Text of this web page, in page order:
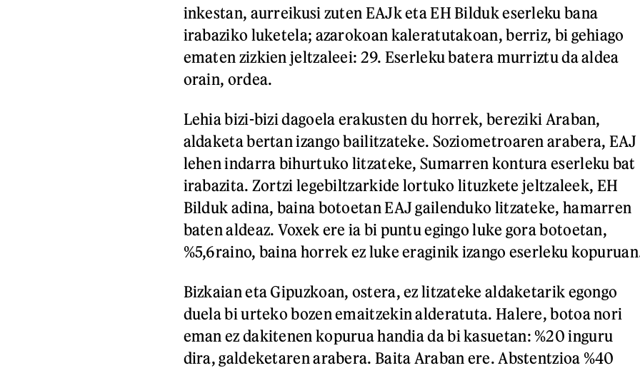
inkestan, aurreikusi zuten EAJk eta EH Bilduk eserleku bana
irabaziko luketela; azarokoan kaleratutakoan, berriz, bi gehiago
ematen zizkien jeltzaleei: 29. Eserleku batera murriztu da aldea
orain, ordea.
Lehia bizi-bizi dagoela erakusten du horrek, bereziki Araban,
aldaketa bertan izango bailitzateke. Soziometroaren arabera, EAJ
lehen indarra bihurtuko litzateke, Sumarren kontura eserleku bat
irabazita. Zortzi legebiltzarkide lortuko lituzkete jeltzaleek, EH
Bilduk adina, baina botoetan EAJ gailenduko litzateke, hamarren
baten aldeaz. Voxek ere ia bi puntu egingo luke gora botoetan,
%5,6raino, baina horrek ez luke eraginik izango eserleku
Bizkaian eta Gipuzkoan, ostera, ez litzateke aldaketarik egongo
duela bi urteko bozen emaitzekin alderatuta. Halere, botoa nori
eman ez dakitenen kopurua handia da bi kasuetan: %20 inguru
dira, galdeketaren arabera. Baita Araban ere. Abstentzioa %40